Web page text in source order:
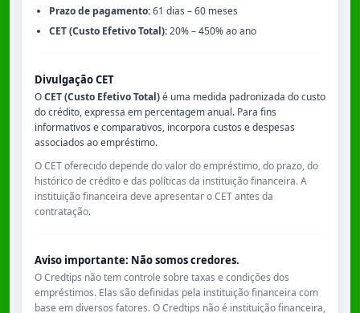
Prazo de pagamento:61 dias – 60 meses
CET (Custo Efetivo Total):20% – 450% ao ano
Divulgação CET
OCET (Custo Efetivo Total)é uma medida padronizada do custo
do crédito, expressa em percentagem anual. Para fins
informativos e comparativos, incorpora custos e despesas
associados ao empréstimo.
O CET oferecido depende do valor do empréstimo, do prazo, do
histórico de crédito e das políticas da instituição financeira. A
instituição financeira deve apresentar o CET antes da
contratação.
Aviso importante: Não somos credores.
O Credtips não tem controle sobre taxas e condições dos
empréstimos. Elas são definidas pela instituição financeira com
base em diversos fatores. O Credtips não é instituição financeira,